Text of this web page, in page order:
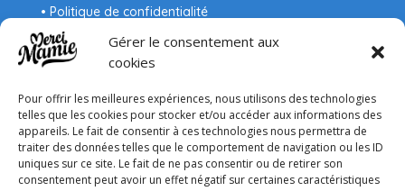
Gérer le consentement aux
cookies
Pour offrir les meilleures expériences, nous utilisons des technologies
telles que les cookies pour stocker et/ou accéder aux informations des
appareils. Le fait de consentir à ces technologies nous permettra de
traiter des données telles que le comportement de navigation ou les ID
uniques sur ce site. Le fait de ne pas consentir ou de retirer son
consentement peut avoir un effet négatif sur certaines caractéristiques
• Politique de confidentialité
•Gestion des cookies
•Mentions sanitaires